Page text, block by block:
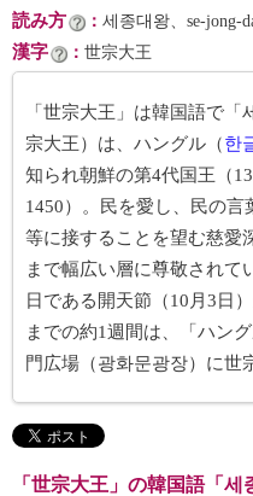
読み方 ： 세종대왕、se-jong-
漢字 ： 世宗大王
「世宗大王」は韓国語で
宗大王）は、ハングル（한
知られ朝鮮の第4代国王（
1450）。民を愛し、民の
等に接することを望む慈愛
まで幅広い層に尊敬されて
日である開天節（10月3日
までの約1週間は、「ハン
門広場（광화문광장）に世
「世宗大王」の韓国語「